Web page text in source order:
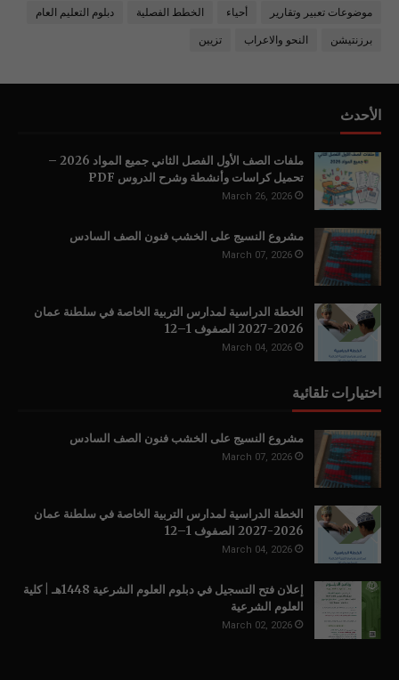
موضوعات تعبير وتقارير أحياء الخطط الفصلية دبلوم التعليم العام
برزنتيشن النحو والاعراب تزيين
الأحدث
ملفات الصف الأول الفصل الثاني جميع المواد 2026 –
تحميل كراسات وأنشطة وشرح الدروس PDF
March 26, 2026
مشروع النسيج على الخشب فنون الصف السادس
March 07, 2026
الخطة الدراسية لمدارس التربية الخاصة في سلطنة عمان
2026-2027 الصفوف 1–12
March 04, 2026
اختيارات تلقائية
مشروع النسيج على الخشب فنون الصف السادس
March 07, 2026
الخطة الدراسية لمدارس التربية الخاصة في سلطنة عمان
2026-2027 الصفوف 1–12
March 04, 2026
إعلان فتح التسجيل في دبلوم العلوم الشرعية 1448هـ | كلية
العلوم الشرعية
March 02, 2026